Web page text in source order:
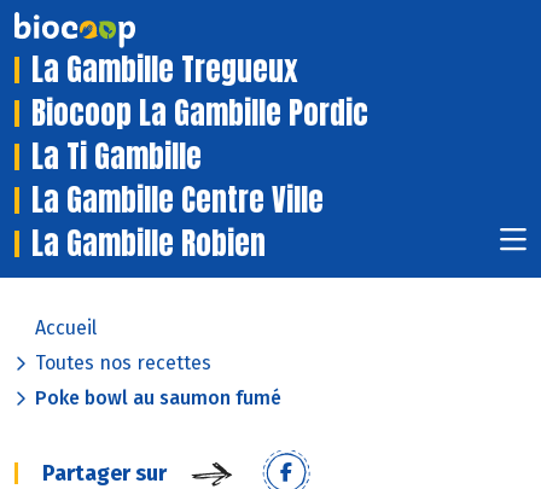
La Gambille Tregueux
Biocoop La Gambille Pordic
La Ti Gambille
La Gambille Centre Ville
La Gambille Robien
Accueil
Toutes nos recettes
Poke bowl au saumon fumé
Partager sur